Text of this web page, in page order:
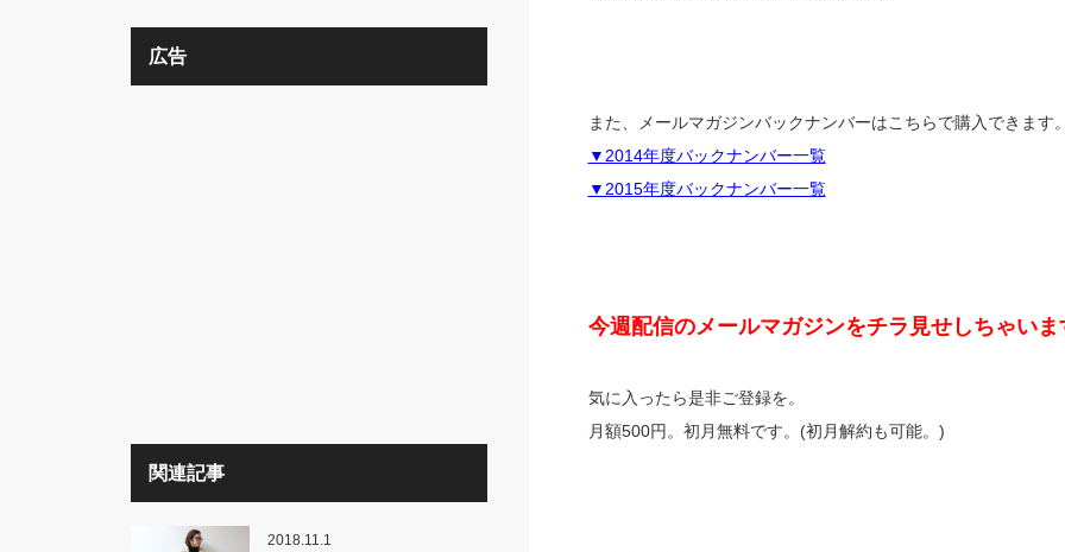
また、メールマガジンバックナンバーはこちらで購入できます。
▼2014年度バックナンバー一覧
▼2015年度バックナンバー一覧
今週配信のメールマガジンをチラ見せしちゃいま
気に入ったら是非ご登録を。
月額500円。初月無料です。(初月解約も可能。)
広告
関連記事
2018.11.1